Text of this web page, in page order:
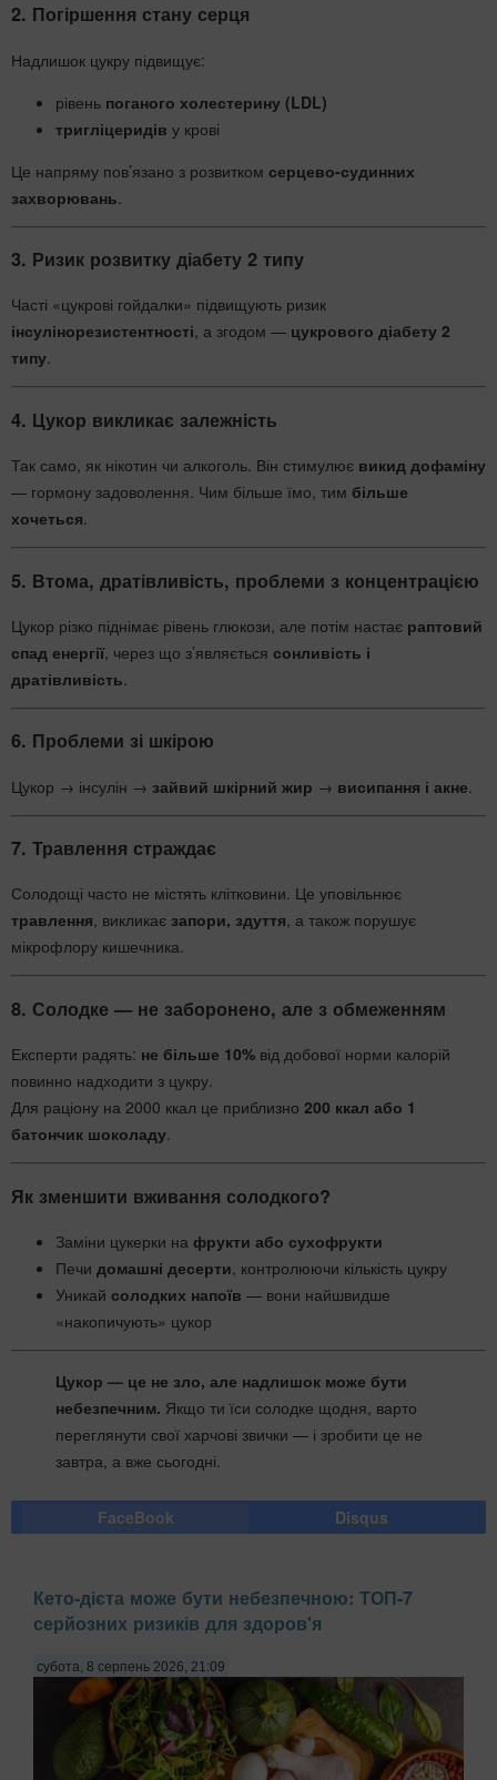
2. Погіршення стану серця
Надлишок цукру підвищує:
рівень поганого холестерину (LDL)
тригліцеридів у крові
Це напряму пов’язано з розвитком серцево-судинних
захворювань
3. Ризик розвитку діабету 2 типу
Часті «цукрові гойдалки» підвищують ризик
інсулінорезистентності, а згодом — цукрового діабету 2
типу.
4. Цукор викликає залежність
Так само, як нікотин чи алкоголь. Він стимулює викид дофаміну
— гормону задоволення. Чим більше їмо, тим більше
хочеться.
5. Втома, дратівливість, проблеми з концентрацією
Цукор різко піднімає рівень глюкози, але потім настає раптовий
спад енергії , через що з’являється сонливість і
дратівливість
6. Проблеми зі шкірою
Цукор → інсулін → зайвий шкірний жир → висипання і акне
7. Травлення страждає
Солодощі часто не містять клітковини. Це уповільнює
травлення, викликає запори, здуття, а також порушує
мікрофлору кишечника.
8. Солодке — не заборонено, але з обмеженням
Експерти радять: не більше 10% від добової норми калорій
повинно надходити з цукру.
Для раціону на 2000 ккал це приблизно 200 ккал або 1
батончик шоколаду.
Як зменшити вживання солодкого?
Заміни цукерки на фрукти або сухофрукти
Печи домашні десерти , контролюючи кількість цукру
Уникай солодких напоїв — вони найшвидше
«накопичують» цукор
Цукор — це не зло, але надлишок може бути
небезпечним. Якщо ти їси солодке щодня, варто
переглянути свої харчові звички — і зробити це не
завтра, а вже сьогодні.
FaceBook Disqus
Кето-дієта може бути небезпечною: ТОП-7
серйозних ризиків для здоров'я
субота, 8 серпень 2026, 21:09